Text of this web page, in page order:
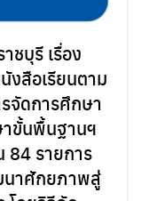
ชบุรี เรื่อง
งสือเรียนตาม
จัดการศึกษา
ขั้นพื้นฐานฯ
รายการ
นาศักยภาพสู่